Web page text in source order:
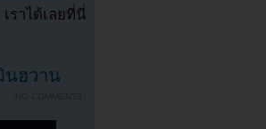
าได้เลยที่นี่
นฮวาน
NO COMMENTS